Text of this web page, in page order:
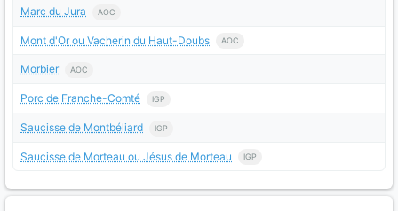
Marc du Jura AOC
Mont d'Or ou Vacherin du Haut-Doubs AOC
Morbier AOC
Porc de Franche-Comté IGP
Saucisse de Montbéliard IGP
Saucisse de Morteau ou Jésus de Morteau IGP